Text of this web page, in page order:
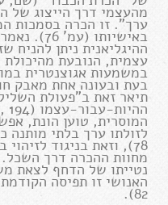
מהעצמי דרך הייצוג
ערך". זו הכרה בסמכות
באישיותו
ההיגליאנית ניתן להניח
עצמית, הנובעת מהיכולת
במשמעות אגוצנטרית
בעת ובעונה אחת מאבק
תיאר זאת ב"פעולת
המוסרית, טוען הונת,
78), וזאת בניגוד
מחוות ההכרה דרך
נטייתו של הדחף לצאת
האנושי זו תפיסה
82).